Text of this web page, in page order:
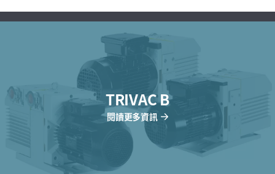
TRIVAC B
閱讀更多資訊